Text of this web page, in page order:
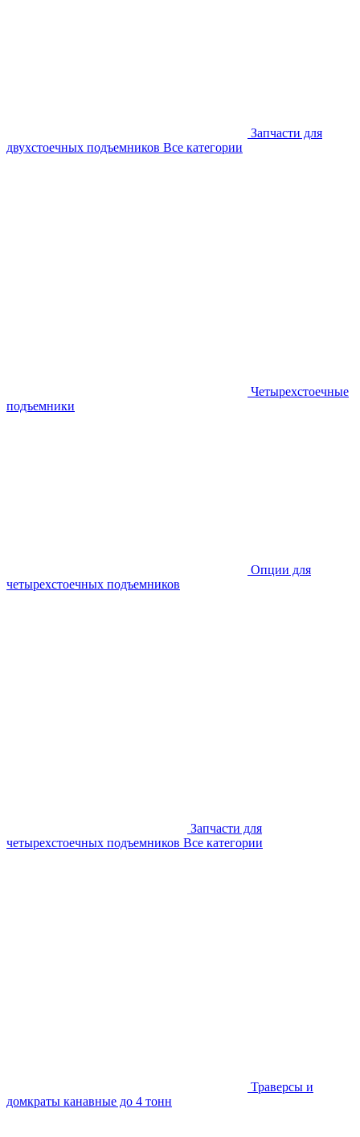
Запчасти для
двухстоечных подъемников Все категории
Четырехстоечные
подъемники
Опции для
четырехстоечных подъемников
Запчасти для
четырехстоечных подъемников Все категории
Траверсы и
домкраты канавные до 4 тонн